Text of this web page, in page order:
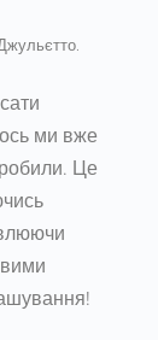
ми вже
Це